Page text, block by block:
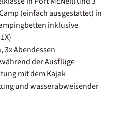
(einfach ausgestattet) in
inklusive
3x Abendessen
der Ausflüge
mit dem Kajak
und wasserabweisender